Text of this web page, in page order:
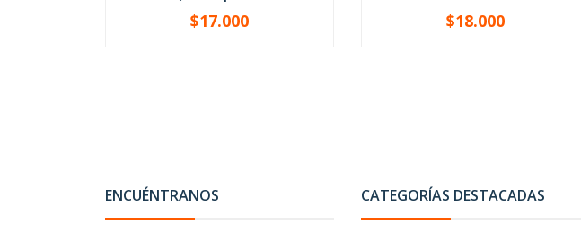
+
$17.000 +
$18.000
ENCUÉNTRANOS CATEGORÍAS DESTACADAS